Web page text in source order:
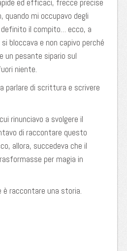
ed efficaci, frecce precise
quando mi occupavo degli
il compito… ecco, a
bloccava e non capivo perché
un pesante sipario sul
niente.
parlare di scrittura e scrivere
rinunciavo a svolgere il
di raccontare questo
allora, succedeva che il
per magia in
è raccontare una storia.